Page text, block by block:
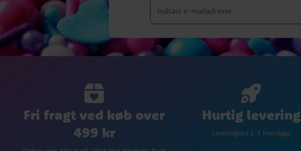
Fri fragt ved køb over
499 kr
Hurtig levering
Leveringstid 2-3 hverdage